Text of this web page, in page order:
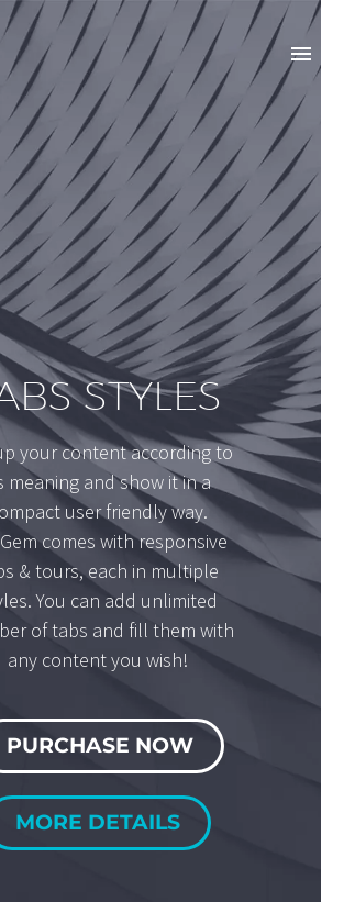
STYLES
your content according to
meaning and show it in a
user friendly way.
comes with responsive
& tours, each in multiple
You can add unlimited
of tabs and fill them with
any content you wish!
PURCHASE NOW
MORE DETAILS